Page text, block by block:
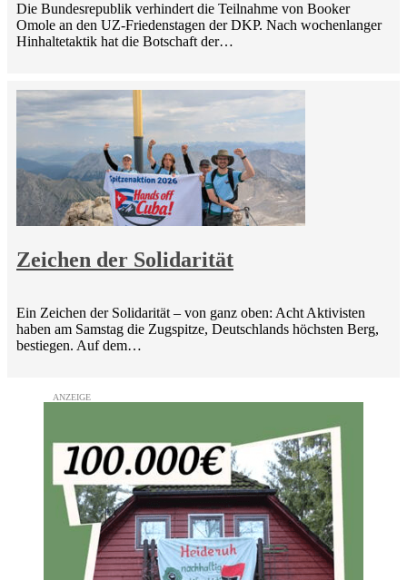
Die Bundesrepublik verhindert die Teilnahme von Booker
Omole an den UZ-Friedenstagen der DKP. Nach wochenlanger
Hinhaltetaktik hat die Botschaft der…
Zeichen der Solidarität
Ein Zeichen der Solidarität – von ganz oben: Acht Aktivisten
haben am Samstag die Zugspitze, Deutschlands höchsten Berg,
bestiegen. Auf dem…